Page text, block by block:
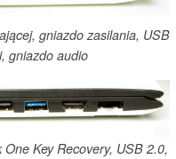
gniazdo zasilania, USB
gniazdo audio
Key Recovery, USB 2.0,